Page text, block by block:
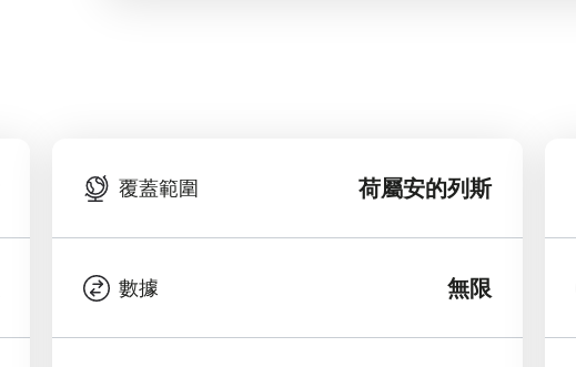
覆蓋範圍 荷屬安的列斯
數據 無限